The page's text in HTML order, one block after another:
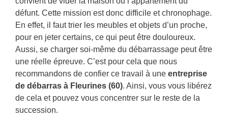
défunt. Cette mission est donc difficile et chronophage.
En effet, il faut trier les meubles et objets d’un proche,
pour en jeter certains, ce qui peut être douloureux.
Aussi, se charger soi-même du débarrassage peut être
une réelle épreuve. C’est pour cela que nous
recommandons de confier ce travail à une entreprise
de débarras à Fleurines (60). Ainsi, vous vous libérez
de cela et pouvez vous concentrer sur le reste de la
succession.